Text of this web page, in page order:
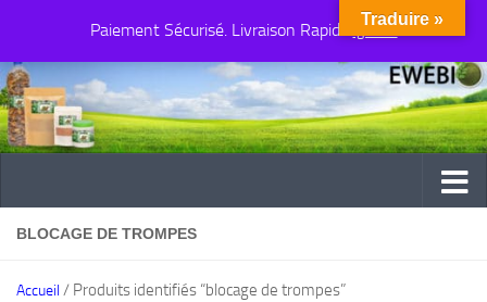
Paiement Sécurisé. Livraison Rapide Ignorer
Au dessous du contenu
BLOCAGE DE TROMPES
Accueil / Produits identifiés “blocage de trompes”
Traduire »